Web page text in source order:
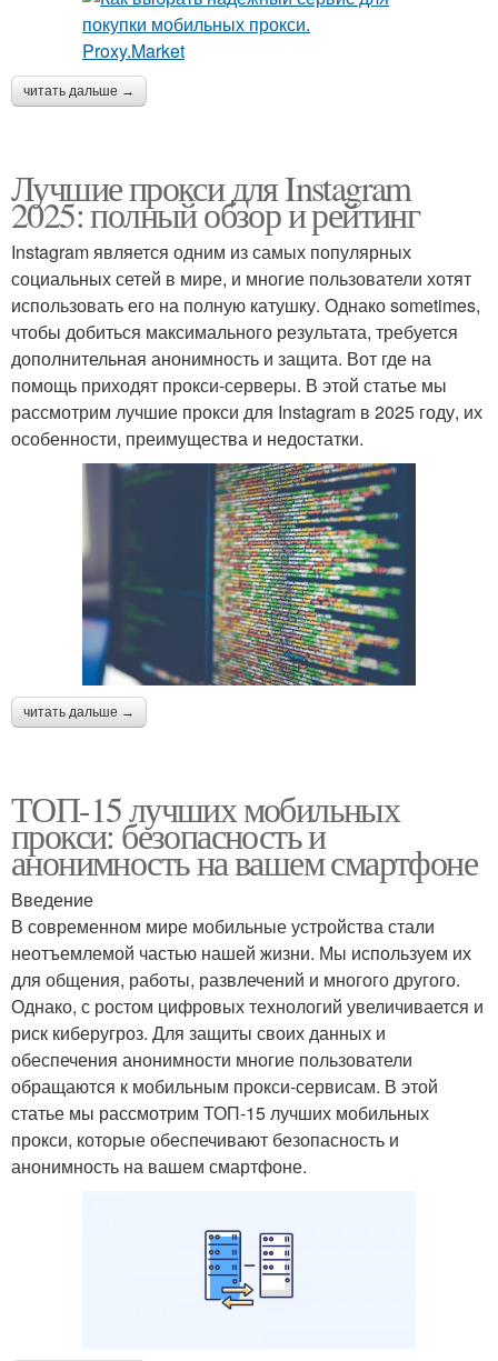
читать дальше →
Лучшие прокси для Instagram
2025: полный обзор и рейтинг
Instagram является одним из самых популярных
социальных сетей в мире, и многие пользователи хотят
использовать его на полную катушку. Однако sometimes,
чтобы добиться максимального результата, требуется
дополнительная анонимность и защита. Вот где на
помощь приходят прокси-серверы. В этой статье мы
рассмотрим лучшие прокси для Instagram в 2025 году, их
особенности, преимущества и недостатки.
читать дальше →
ТОП-15 лучших мобильных
прокси: безопасность и
анонимность на вашем смартфоне
Введение
В современном мире мобильные устройства стали
неотъемлемой частью нашей жизни. Мы используем их
для общения, работы, развлечений и многого другого.
Однако, с ростом цифровых технологий увеличивается и
риск киберугроз. Для защиты своих данных и
обеспечения анонимности многие пользователи
обращаются к мобильным прокси-сервисам. В этой
статье мы рассмотрим ТОП-15 лучших мобильных
прокси, которые обеспечивают безопасность и
анонимность на вашем смартфоне.